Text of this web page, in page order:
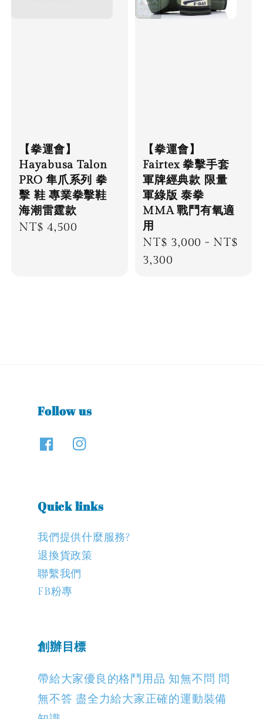
【拳運會】
Hayabusa Talon
PRO 隼爪系列 拳
擊 鞋 專業拳擊鞋
海潮雷霆款
Regular
NT$ 4,500
【拳運會】
Fairtex 拳擊手套
軍牌經典款 限量
軍綠版 泰拳
MMA 戰鬥有氧適
用
Regular
price
NT$ 3,000 - NT$
3,300
Follow us
Quick links
我們提供什麼服務?
退換貨政策
聯繫我們
FB粉專
創辦目標
帶給大家優良的格鬥用品 知無不問 問
無不答 盡全力給大家正確的運動裝備